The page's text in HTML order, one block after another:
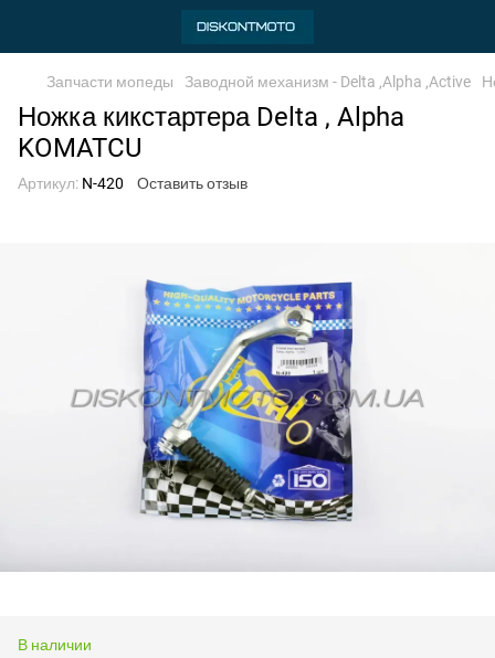
Запчасти мопеды Заводной механизм - Delta ,Alpha ,Active
Ножка кикстартера Delta , Alpha
KOMATCU
Артикул: N-420 Оставить отзыв
В наличии